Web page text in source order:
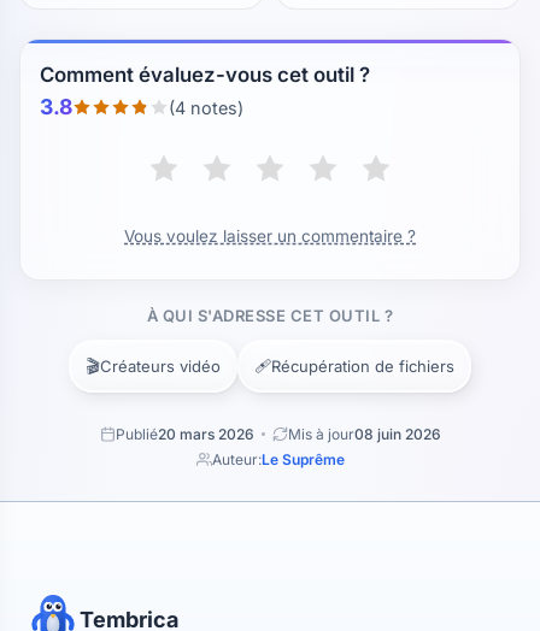
Comment évaluez-vous cet outil ?
3.8 (4 notes)
Vous voulez laisser un commentaire ?
À QUI S'ADRESSE CET OUTIL ?
🎬Créateurs vidéo 🩹Récupération de fichiers
Publié20 mars 2026 Mis à jour08 juin 2026
Auteur:Le Suprême
Tembrica